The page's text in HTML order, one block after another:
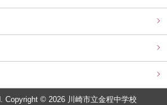
Copyright © 2026 川崎市立金程中学校